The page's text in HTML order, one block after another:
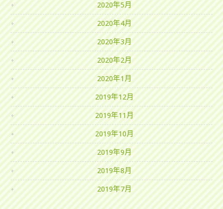
2020年5月
2020年4月
2020年3月
2020年2月
2020年1月
2019年12月
2019年11月
2019年10月
2019年9月
2019年8月
2019年7月